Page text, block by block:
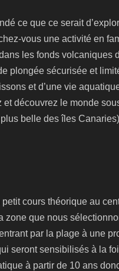
ce que ce serait
vous une activité en
les fonds volcaniques
plongée sécurisée et
et d’une vie
découvrez le monde
belle des îles
cours théorique au
zone que nous
par la plage à une
seront sensibilisés à la
à partir de 10 ans